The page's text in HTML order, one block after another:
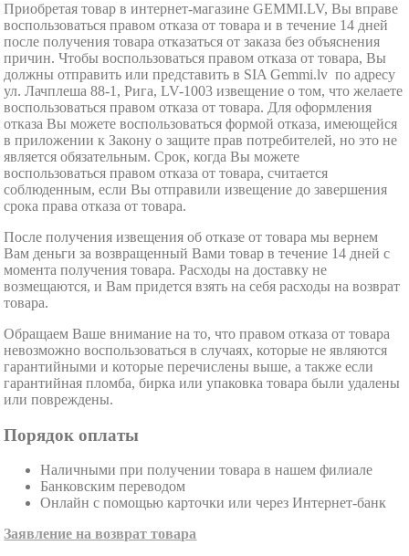
Приобретая товар в интернет-магазине GEMMI.LV, Вы вправе
воспользоваться правом отказа от товара и в течение 14 дней
после получения товара отказаться от заказа без объяснения
причин. Чтобы воспользоваться правом отказа от товара, Вы
должны отправить или представить в SIA Gemmi.lv по адресу
ул. Лачплеша 88-1, Рига, LV-1003 извещение о том, что желаете
воспользоваться правом отказа от товара. Для оформления
отказа Вы можете воспользоваться формой отказа, имеющейся
в приложении к Закону о защите прав потребителей, но это не
является обязательным. Срок, когда Вы можете
воспользоваться правом отказа от товара, считается
соблюденным, если Вы отправили извещение до завершения
срока права отказа от товара.
После получения извещения об отказе от товара мы вернем
Вам деньги за возвращенный Вами товар в течение 14 дней с
момента получения товара. Расходы на доставку не
возмещаются, и Вам придется взять на себя расходы на возврат
товара.
Обращаем Ваше внимание на то, что правом отказа от товара
невозможно воспользоваться в случаях, которые не являются
гарантийными и которые перечислены выше, а также если
гарантийная пломба, бирка или упаковка товара были удалены
или повреждены.
Порядок оплаты
Наличными при получении товара в нашем филиале
Банковским переводом
Онлайн с помощью карточки или через Интернет-банк
Заявление на возврат товара